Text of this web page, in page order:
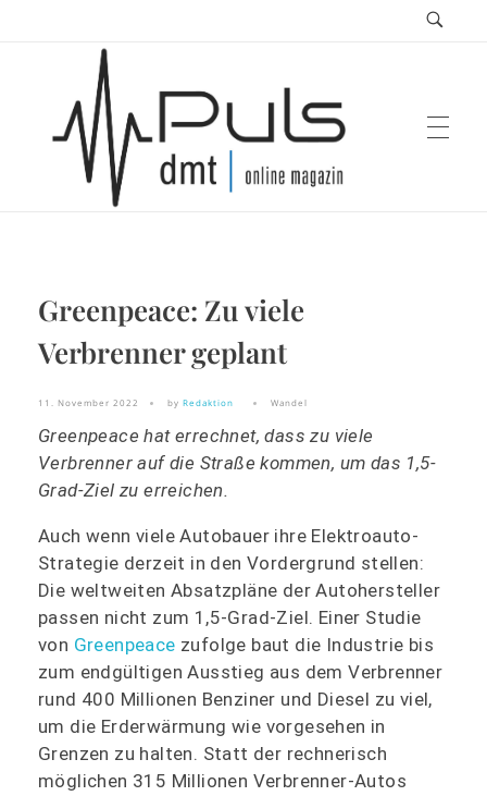
Puls Magazin
Zukunft der Mobilität
Greenpeace: Zu viele
Verbrenner geplant
11. November 2022 by Redaktion Wandel
Greenpeace hat errechnet, dass zu viele
Verbrenner auf die Straße kommen, um das 1,5-
Grad-Ziel zu erreichen.
Auch wenn viele Autobauer ihre Elektroauto-
Strategie derzeit in den Vordergrund stellen:
Die weltweiten Absatzpläne der Autohersteller
passen nicht zum 1,5-Grad-Ziel. Einer Studie
von Greenpeace zufolge baut die Industrie bis
zum endgültigen Ausstieg aus dem Verbrenner
rund 400 Millionen Benziner und Diesel zu viel,
um die Erderwärmung wie vorgesehen in
Grenzen zu halten. Statt der rechnerisch
möglichen 315 Millionen Verbrenner-Autos